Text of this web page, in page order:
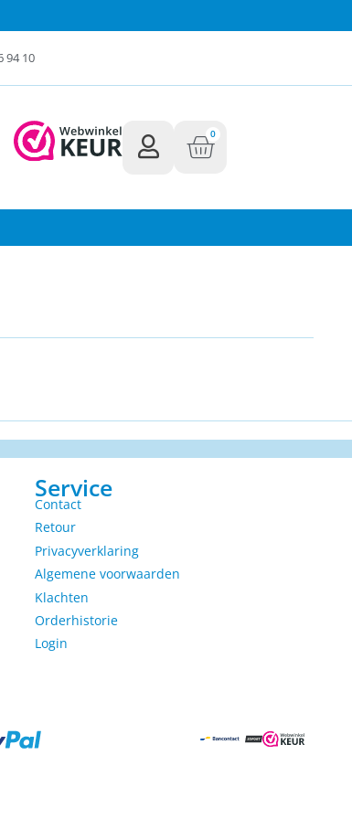
94 10
0
Service
Contact
Retour
Privacyverklaring
Algemene voorwaarden
Klachten
Orderhistorie
Login